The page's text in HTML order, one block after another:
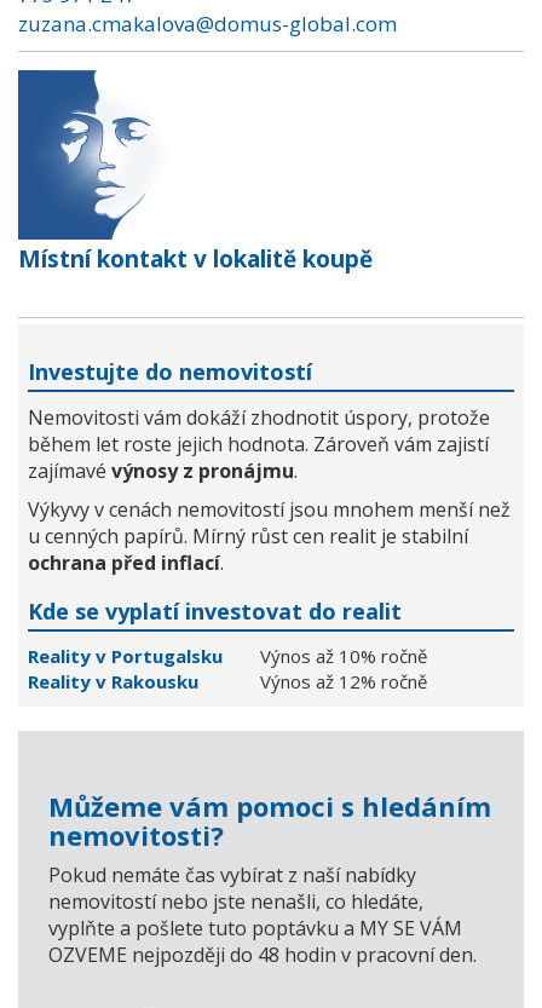
zuzana.cmakalova@domus-global.com
Místní kontakt v lokalitě koupě
Investujte do nemovitostí
Nemovitosti vám dokáží zhodnotit úspory, protože
během let roste jejich hodnota. Zároveň vám zajistí
zajímavé výnosy z pronájmu.
Výkyvy v cenách nemovitostí jsou mnohem menší než
u cenných papírů. Mírný růst cen realit je stabilní
ochrana před inflací.
Kde se vyplatí investovat do realit
Reality v Portugalsku
Výnos až 10% ročně
Reality v Rakousku
Výnos až 12% ročně
Můžeme vám pomoci s hledáním
nemovitosti?
Pokud nemáte čas vybírat z naší nabídky
nemovitostí nebo jste nenašli, co hledáte,
vyplňte a pošlete tuto poptávku a MY SE VÁM
OZVEME nejpozději do 48 hodin v pracovní den.